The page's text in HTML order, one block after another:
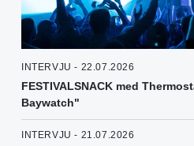
INTERVJU - 22.07.2026
FESTIVALSNACK med
Baywatch"
INTERVJU - 21.07.2026